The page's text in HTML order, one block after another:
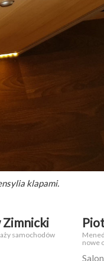
klapami.
Zimnicki
samochodów
nowe